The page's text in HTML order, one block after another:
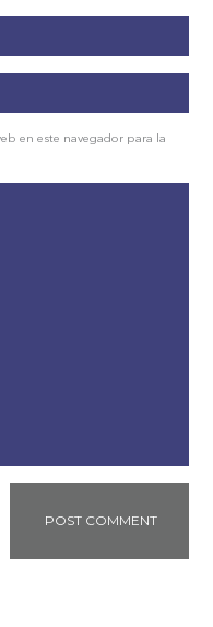
en este navegador para la